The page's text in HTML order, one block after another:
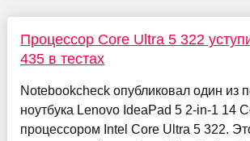
Процессор Core Ultra 5 322
435 в тестах
Notebookcheck опубликовал один из
ноутбука Lenovo IdeaPad 5 2-in-1 14
процессором Intel Core Ultra 5 322.